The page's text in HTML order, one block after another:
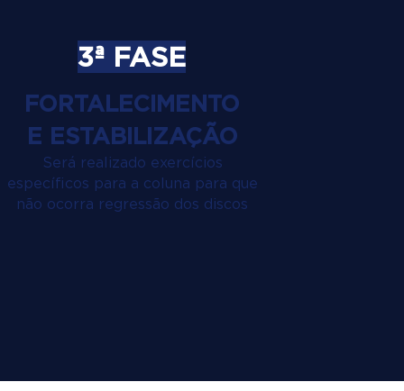
3ª FASE
FORTALECIMENTO
E ESTABILIZAÇÃO
Será realizado exercícios
específicos para a coluna para que
não ocorra regressão dos discos